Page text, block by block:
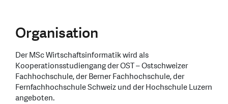
Organisation
Der MSc Wirtschaftsinformatik wird als
Kooperationsstudiengang der OST – Ostschweizer
Fachhochschule, der Berner Fachhochschule, der
Fernfachhochschule Schweiz und der Hochschule Luzern
angeboten.